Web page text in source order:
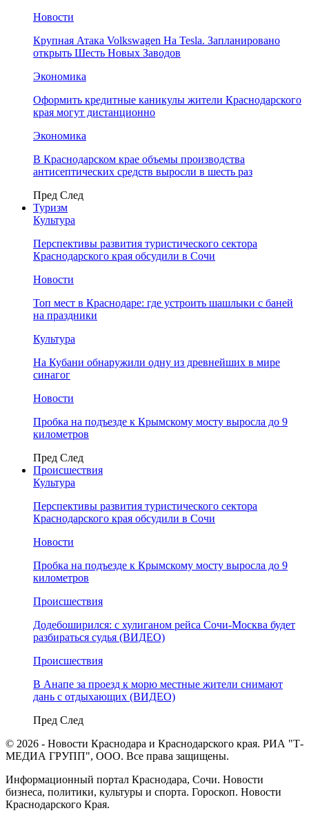
Новости
Крупная Атака Volkswagen На Tesla. Запланировано
открыть Шесть Новых Заводов
Экономика
Оформить кредитные каникулы жители Краснодарского
края могут дистанционно
Экономика
В Краснодарском крае объемы производства
антисептических средств выросли в шесть раз
Пред След
Туризм
Культура
Перспективы развития туристического сектора
Краснодарского края обсудили в Сочи
Новости
Топ мест в Краснодаре: где устроить шашлыки с баней
на праздники
Культура
На Кубани обнаружили одну из древнейших в мире
синагог
Новости
Пробка на подъезде к Крымскому мосту выросла до 9
километров
Пред След
Происшествия
Культура
Перспективы развития туристического сектора
Краснодарского края обсудили в Сочи
Новости
Пробка на подъезде к Крымскому мосту выросла до 9
километров
Происшествия
Додебоширился: с хулиганом рейса Сочи-Москва будет
разбираться судья (ВИДЕО)
Происшествия
В Анапе за проезд к морю местные жители снимают
дань с отдыхающих (ВИДЕО)
Пред След
© 2026 - Новости Краснодара и Краснодарского края. РИА "Т-
МЕДИА ГРУПП", ООО. Все права защищены.
Информационный портал Краснодара, Сочи. Новости
бизнеса, политики, культуры и спорта. Гороскоп. Новости
Краснодарского Края.